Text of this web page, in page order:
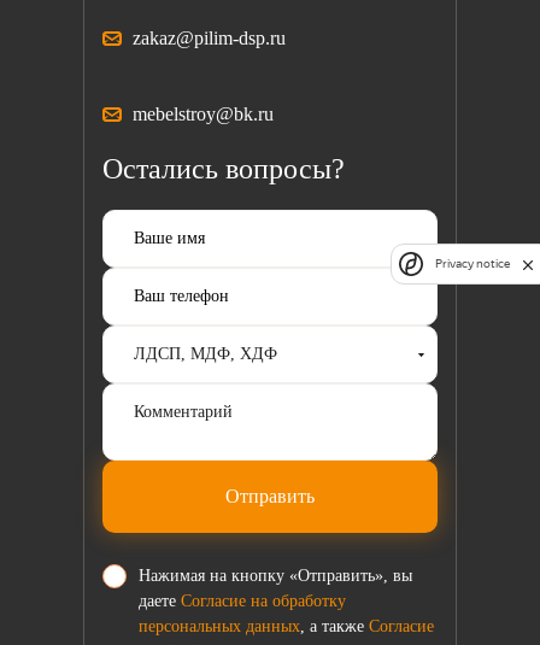
zakaz@pilim-dsp.ru
mebelstroy@bk.ru
Остались вопросы?
Отправить
Нажимая на кнопку «Отправить», вы
даете Согласие на обработку
персональных данных, а также Согласие
Privacy notice